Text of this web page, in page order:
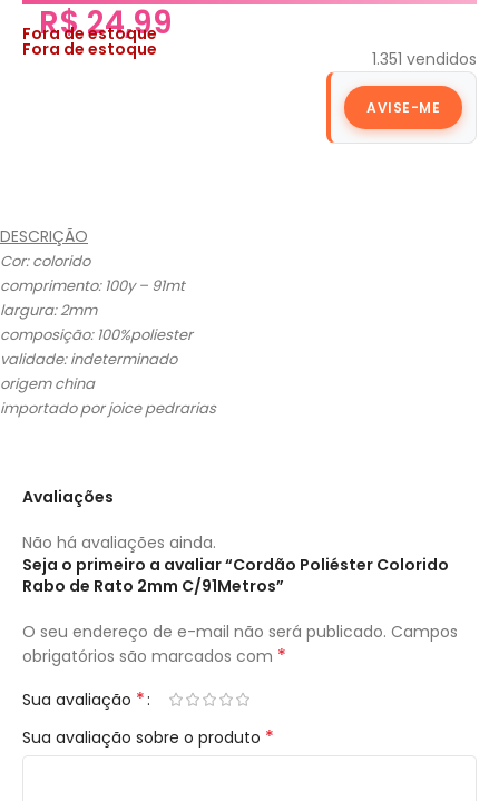
R$24,99
Fora de estoque
Fora de estoque
1.351 vendidos
AVISE-ME
DESCRIÇÃO
Cor: colorido
comprimento: 100y – 91mt
largura: 2mm
composição: 100%poliester
validade: indeterminado
origem china
importado por joice pedrarias
Avaliações
Não há avaliações ainda.
Seja o primeiro a avaliar “Cordão Poliéster Colorido
Rabo de Rato 2mm C/91Metros”
O seu endereço de e-mail não será publicado. Campos
obrigatórios são marcados com *
Sua avaliação *
Sua avaliação sobre o produto *